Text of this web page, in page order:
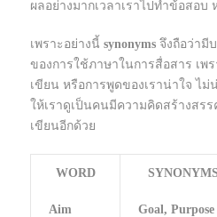
ผลอย่างมากเวลาเราไปทำข้อสอบ
เพราะอย่างนี้ synonyms จึงถือว่ามี
ของการใช้ภาษาในการสื่อสาร เพ
เขียน หรือการพูดของเราน่าใจ ไม่
ให้เราดูเป็นคนมีความคิดสร้างสร
เขียนอีกด้วย
WORD SYNONYMS
Aim Goal, Purpose